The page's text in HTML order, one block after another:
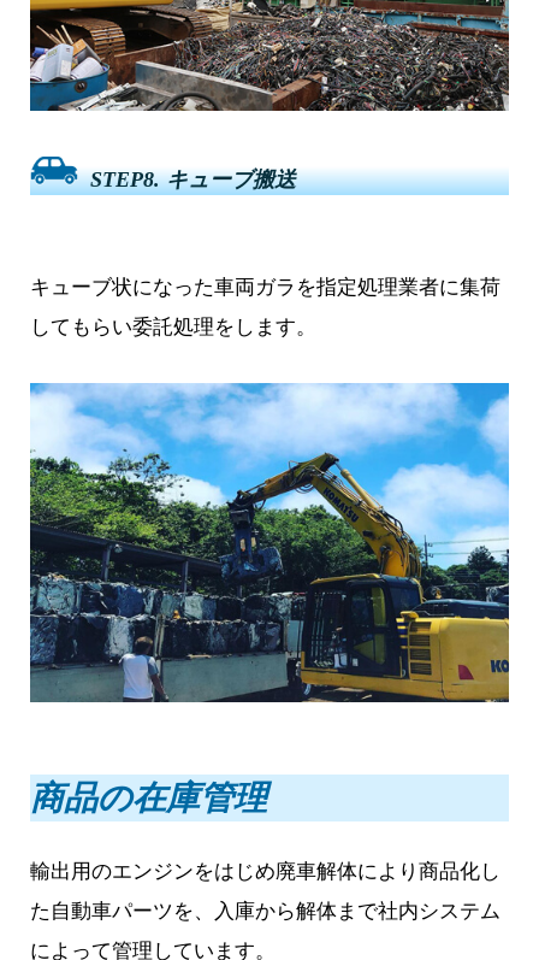
STEP8. キューブ搬送
キューブ状になった車両ガラを指定処理業者に集荷
してもらい委託処理をします。
商品の在庫管理
輸出用のエンジンをはじめ廃車解体により商品化し
た自動車パーツを、入庫から解体まで社内システム
によって管理しています。